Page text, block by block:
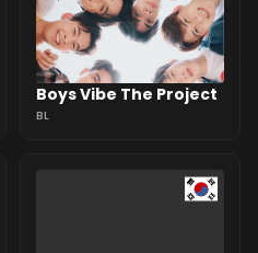
Boys Vibe The Project
BL